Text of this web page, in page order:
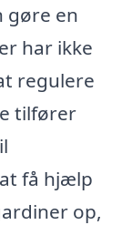
gøre en
har ikke
regulere
tilfører
få hjælp
op,